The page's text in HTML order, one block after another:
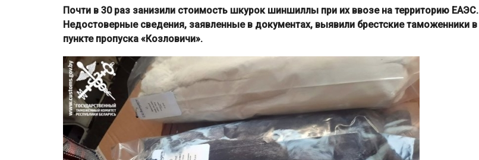
Почти в 30 раз занизили стоимость шкурок шиншиллы при их ввозе на территорию ЕАЭС.
Недостоверные сведения, заявленные в документах, выявили брестские таможенники в
пункте пропуска «Козловичи».